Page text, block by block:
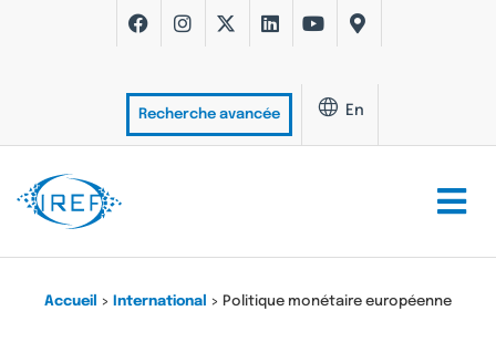
Recherche avancée En
Accueil > International > Politique monétaire européenne